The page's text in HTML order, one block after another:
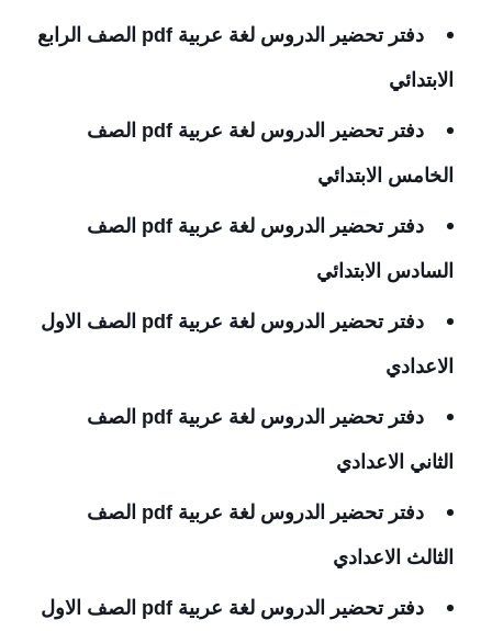
دفتر تحضير الدروس لغة عربية pdf الصف الرابع
الابتدائي
دفتر تحضير الدروس لغة عربية pdf الصف
الخامس الابتدائي
دفتر تحضير الدروس لغة عربية pdf الصف
السادس الابتدائي
دفتر تحضير الدروس لغة عربية pdf الصف الاول
الاعدادي
دفتر تحضير الدروس لغة عربية pdf الصف
الثاني الاعدادي
دفتر تحضير الدروس لغة عربية pdf الصف
الثالث الاعدادي
دفتر تحضير الدروس لغة عربية pdf الصف الاول